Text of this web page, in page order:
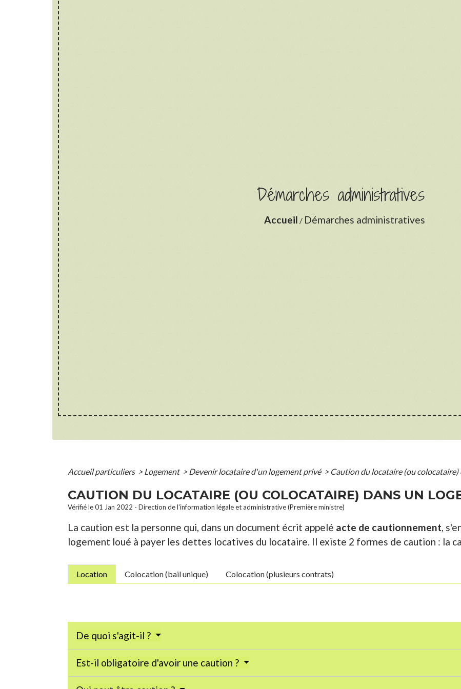
Démarches administratives
Accueil / Démarches administratives
Accueil particuliers > Logement > Devenir locataire d'un logement privé > Caution du locataire (ou
CAUTION DU LOCATAIRE (OU COLOCATAIRE) DANS UN
Vérifié le 01 Jan 2022 - Direction de l'information légale et administrative (Première ministre)
La caution est la personne qui, dans un document écrit appelé acte de cautionnement,
logement loué à payer les dettes locatives du locataire. Il existe 2 formes de caution : la
Location Colocation (bail unique) Colocation (plusieurs contrats)
De quoi s'agit-il ?
Est-il obligatoire d'avoir une caution ?